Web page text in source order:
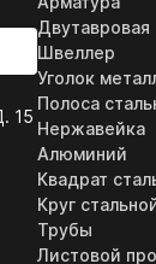
15
Двутавровая
Швеллер
Уголок
Полоса
Нержавейка
Алюминий
Квадрат
Круг
Трубы
Листовой